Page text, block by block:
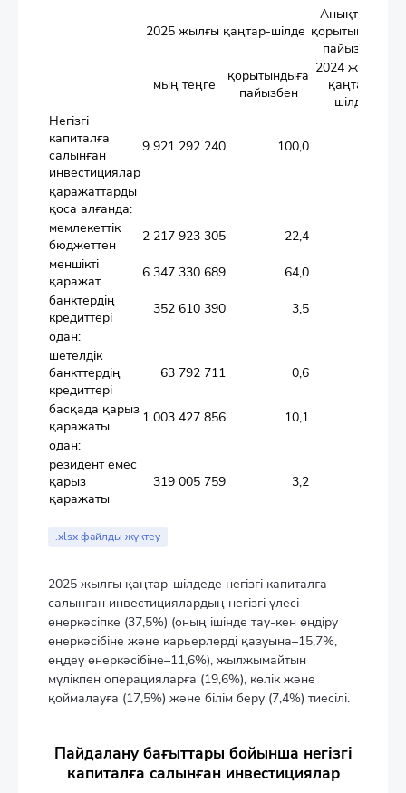
2025 жылғы қаңтар-шілде
Анықтама:
қорытындыға
пайызбен
мың теңге
қорытындыға
пайызбен
2024 жылғы
қаңтар-
шілде
Негізгі
капиталға
салынған
инвестициялар
9 921 292 240 100,0
қаражаттарды
қоса алғанда:
мемлекеттік
бюджеттен
2 217 923 305 22,4
меншікті
қаражат
6 347 330 689 64,0
банктердің
кредиттері
352 610 390 3,5
одан:
шетелдік
банкттердің
кредиттері
63 792 711 0,6
басқада қарыз
қаражаты
1 003 427 856 10,1
одан:
резидент емес
қарыз
қаражаты
319 005 759 3,2
.xlsx файлды жүктеу
2025 жылғы қаңтар-шілдеде негізгі капиталға
салынған инвестициялардың негізгі үлесі
өнеркәсіпке (37,5%) (оның ішінде тау-кен өндіру
өнеркәсібіне және карьерлерді қазуына–15,7%,
өңдеу өнеркәсібіне–11,6%), жылжымайтын
мүлікпен операцияларға (19,6%), көлік және
қоймалауға (17,5%) және білім беру (7,4%) тиесілі.
Пайдалану бағыттары бойынша негізгі
капиталға салынған инвестициялар